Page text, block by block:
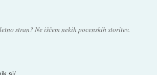
stran? Ne iščem nekih pocenskih storitev.